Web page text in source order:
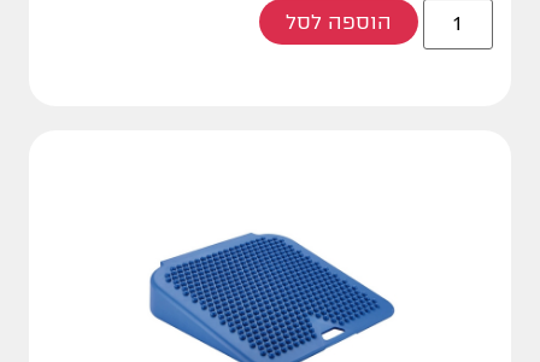
הוספה לסל